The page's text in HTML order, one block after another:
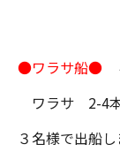
●ワラサ船●
ワラサ 2-4
３名様で出船し